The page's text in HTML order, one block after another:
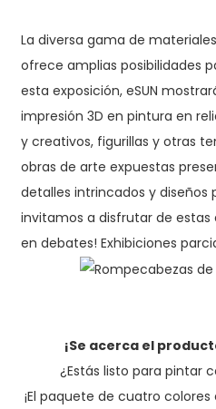
La diversa gama de
ofrece amplias posibilidades
esta exposición, eSUN
impresión 3D en pintura en
y creativos, figurillas y otras
obras de arte expuestas
detalles intrincados y diseños
invitamos a disfrutar de estas
en debates! Exhibiciones
¡Se acerca el
¿Estás listo para pintar
¡El paquete de cuatro colores